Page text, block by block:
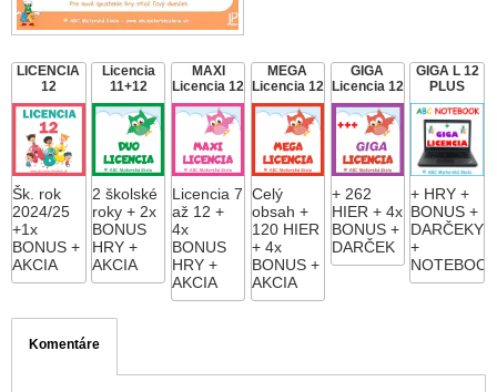
LICENCIA
12
Šk. rok
2024/25
+1x
BONUS +
AKCIA
Licencia
11+12
2 školské
roky + 2x
BONUS
HRY +
AKCIA
MAXI
Licencia 12
Licencia 7
až 12 +
4x
BONUS
HRY +
AKCIA
MEGA
Licencia 12
Celý
obsah +
120 HIER
+ 4x
BONUS +
AKCIA
GIGA
Licencia 12
+ 262
HIER + 4x
BONUS +
DARČEK
GIGA L 12
PLUS
+ HRY +
BONUS +
DARČEKY
+
Komentáre